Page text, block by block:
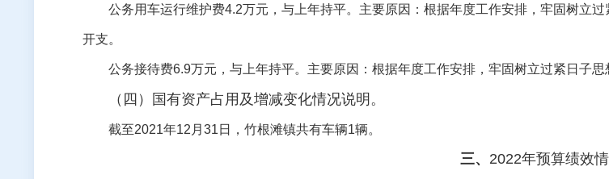
公务用车运行维护费4.2万元，与上年持平。主要原因：根据年度工作安排，牢固树立
开支。
公务接待费6.9万元，与上年持平。主要原因：根据年度工作安排，牢固树立过紧日子
（四）国有资产占用及增减变化情况说明。
截至2021年12 月 31 日， 竹根滩镇共有车辆1辆。
三、 2022年预算绩效